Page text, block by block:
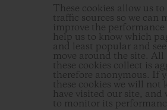
These cookies allow us
traffic sources so we can
improve the performance
help us to know which
and least popular and
move around the site.
these cookies collect is
therefore anonymous. If
these cookies we will not
have visited our site, and
to monitor its